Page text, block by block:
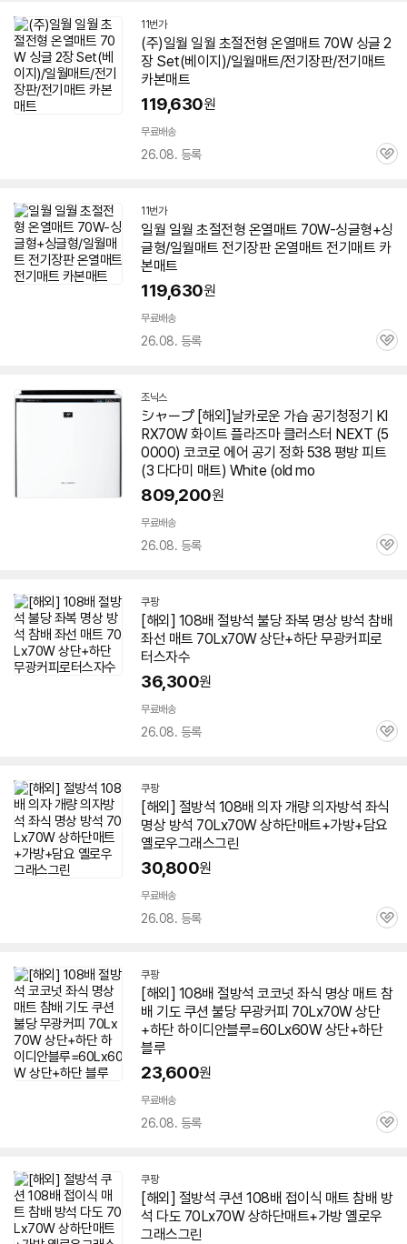
11번가
(주)일월 일월 초절전형 온열매트 70W싱글 2
장 Set(베이지)/일월매트/전기장판/전기매트
카본매트
119,630원
무료배송
26.08. 등록
관
11번가
일월 일월 초절전형 온열매트 70W-싱글형+싱
글형/일월매트 전기장판 온열매트 전기매트 카
본매트
119,630원
무료배송
26.08. 등록
관
조닉스네
이
버
페
이
シャープ [해외]날카로운 가습 공기청정기 KI
RX70W화이트 플라즈마 클러스터 NEXT (5
0000) 코코로 에어 공기 정화 538 평방 피트
(3 다다미 매트) White (old mo
809,200원
무료배송
26.08. 등록
관
쿠팡
[해외] 108배 절방석 불당 좌복 명상 방석 참배
좌선 매트 70Lx70W상단+하단 무광커피로
터스자수
36,300원
무료배송
26.08. 등록
관
쿠팡
[해외] 절방석 108배 의자 개량 의자방석 좌식
명상 방석 70Lx70W상하단매트+가방+담요
옐로우그래스그린
30,800원
무료배송
26.08. 등록
관
쿠팡
[해외] 108배 절방석 코코넛 좌식 명상 매트 참
배 기도 쿠션 불당 무광커피 70Lx70W상단
+하단 하이디안블루=60Lx60W 상단+하단
블루
23,600원
무료배송
26.08. 등록
관
쿠팡
[해외] 절방석 쿠션 108배 접이식 매트 참배 방
석 다도 70Lx70W상하단매트+가방 옐로우
그래스그린